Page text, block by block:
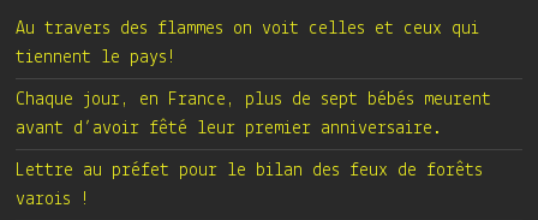
Au travers des flammes on voit celles et ceux qui
tiennent le pays!
Chaque jour, en France, plus de sept bébés meurent
avant d’avoir fêté leur premier anniversaire.
Lettre au préfet pour le bilan des feux de forêts
varois !